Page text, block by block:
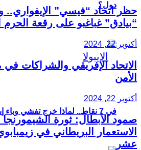
دول؟
في 7 نقاط.. لماذا خرج تفشي وباء إيبولا عن السيطرة؟
حظر اتحاد “فيسي” الإيفواري..
“بيادق” غباغبو على رقعة
أكتوبر 22, 2024
الاتحاد الإفريقي والشراكات
الأمن
أكتوبر 22, 2024
صمود الأبطال: ثورة
الاستعمار البريطاني في
عشر